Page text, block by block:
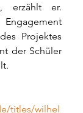
erzählt er.
Projektes
der Schüler
titles/wilhel